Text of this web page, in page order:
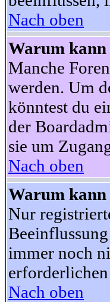
Nach oben
Warum
Manche
werden. Um
könntest du
der
sie um
Nach oben
Warum kann
Nur
immer noch
Nach oben